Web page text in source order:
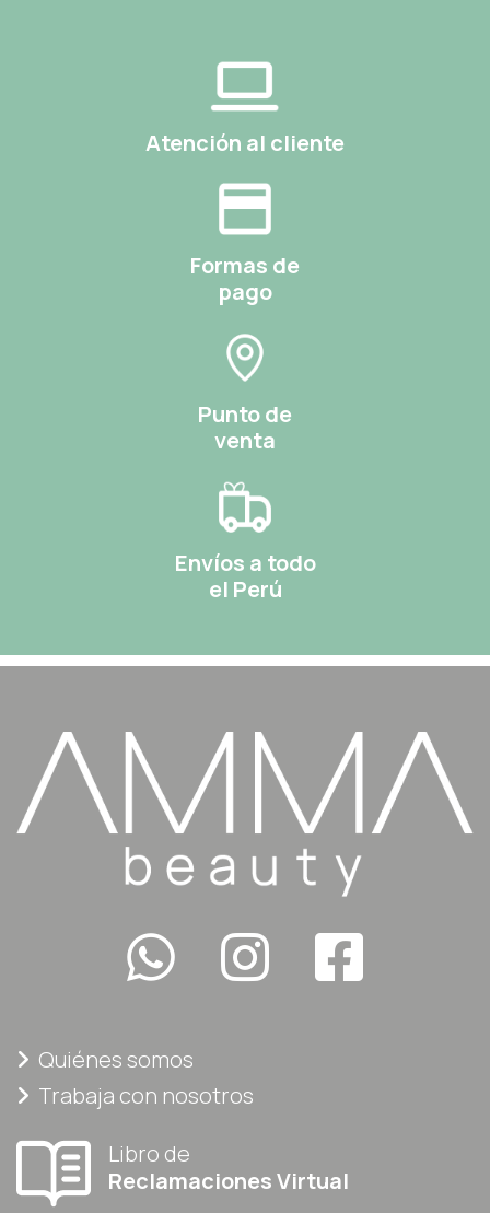
Atención al cliente
Formas de
pago
Punto de
venta
Envíos a todo
el Perú
Quiénes somos
Trabaja con nosotros
Libro de
Reclamaciones Virtual